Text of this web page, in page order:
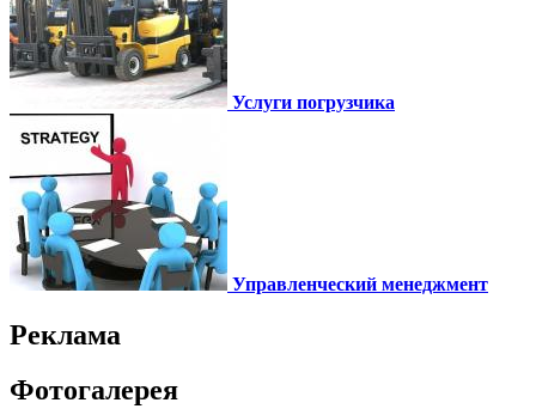
Услуги погрузчика
Управленческий менеджмент
Реклама
Фотогалерея